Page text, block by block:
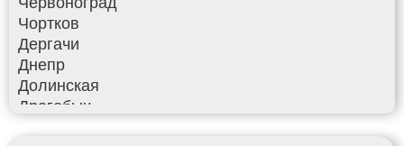
Чортков
Дергачи
Днепр
Долинская
Дрогобыч